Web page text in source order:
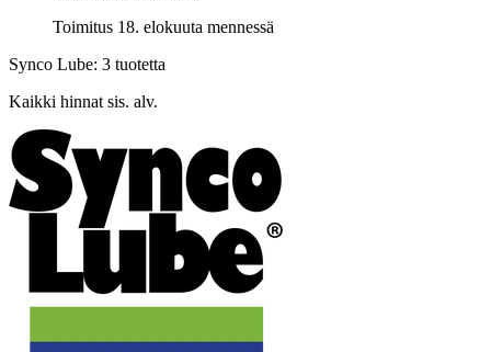
Toimitus 18. elokuuta mennessä
Synco Lube: 3 tuotetta
Kaikki hinnat sis. alv.